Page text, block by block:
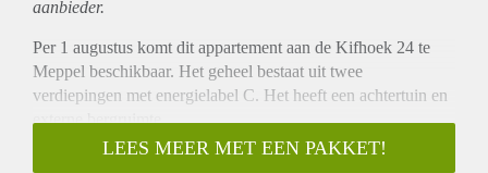
aanbieder.
Per 1 augustus komt dit appartement aan de Kifhoek 24 te
Meppel beschikbaar. Het geheel bestaat uit twee
verdiepingen met energielabel C. Het heeft een achtertuin en
externe bergruimte.
Het appartement ligt aan de rand van de binnenstad van
LEES MEER MET EEN PAKKET!